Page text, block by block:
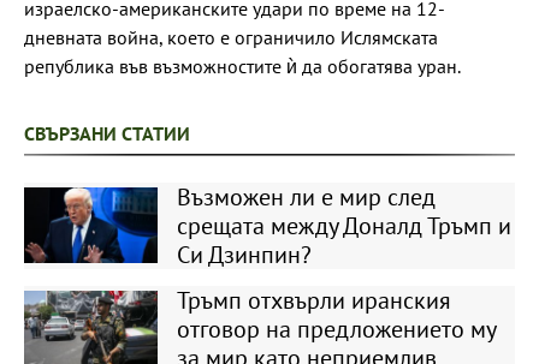
израелско-американските удари по време на 12-
дневната война, което е ограничило Ислямската
република във възможностите ѝ да обогатява уран.
СВЪРЗАНИ СТАТИИ
Възможен ли е мир след
срещата между Доналд Тръмп и
Си Дзинпин?
Тръмп отхвърли иранския
отговор на предложението му
за мир като неприемлив